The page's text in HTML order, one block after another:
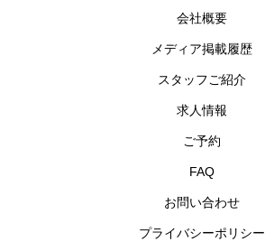
会社概要
メディア掲載履歴
スタッフご紹介
求人情報
ご予約
FAQ
お問い合わせ
プライバシーポリシー